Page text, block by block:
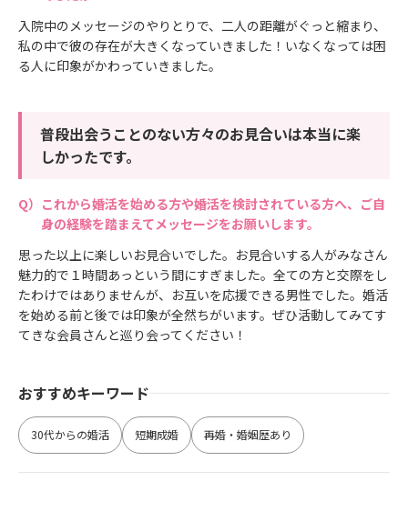
入院中のメッセージのやりとりで、二人の距離がぐっと縮まり、
私の中で彼の存在が大きくなっていきました！いなくなっては困
る人に印象がかわっていきました。
普段出会うことのない方々のお見合いは本当に楽
しかったです。
これから婚活を始める方や婚活を検討されている方へ、ご自
身の経験を踏まえてメッセージをお願いします。
思った以上に楽しいお見合いでした。お見合いする人がみなさん
魅力的で１時間あっという間にすぎました。全ての方と交際をし
たわけではありませんが、お互いを応援できる男性でした。婚活
を始める前と後では印象が全然ちがいます。ぜひ活動してみてす
てきな会員さんと巡り会ってください！
おすすめキーワード
30代からの婚活 短期成婚 再婚・婚姻歴あり